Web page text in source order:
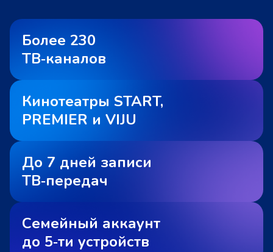
Более 230
ТВ‑каналов
Кинотеатры START,
PREMIER и VIJU
До 7 дней записи
ТВ‑передач
Семейный аккаунт
до 5‑ти устройств